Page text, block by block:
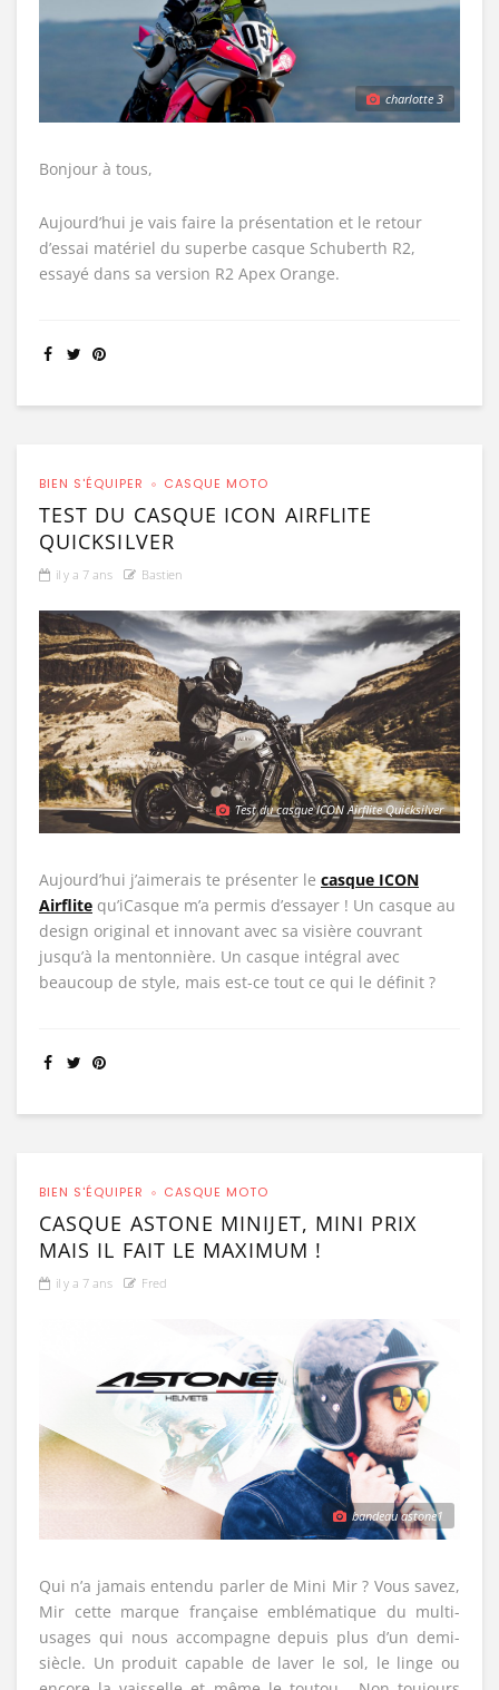
charlotte 3
Bonjour à tous,
Aujourd’hui je vais faire la présentation et le retour
d’essai matériel du superbe casque Schuberth R2,
essayé dans sa version R2 Apex Orange.
BIEN S'ÉQUIPER CASQUE MOTO
TEST DU CASQUE ICON AIRFLITE
QUICKSILVER
il y a 7 ans Bastien
Test du casque ICON Airflite Quicksilver
Aujourd’hui j’aimerais te présenter le casque ICON
Airflite qu’iCasque m’a permis d’essayer ! Un casque au
design original et innovant avec sa visière couvrant
jusqu’à la mentonnière. Un casque intégral avec
beaucoup de style, mais est-ce tout ce qui le définit ?
BIEN S'ÉQUIPER CASQUE MOTO
CASQUE ASTONE MINIJET, MINI PRIX
MAIS IL FAIT LE MAXIMUM !
il y a 7 ans Fred
bandeau astone1
Qui n’a jamais entendu parler de Mini Mir ? Vous savez,
Mir cette marque française emblématique du multi-
usages qui nous accompagne depuis plus d’un demi-
siècle. Un produit capable de laver le sol, le linge ou